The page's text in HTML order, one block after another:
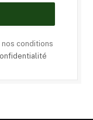
nos conditions